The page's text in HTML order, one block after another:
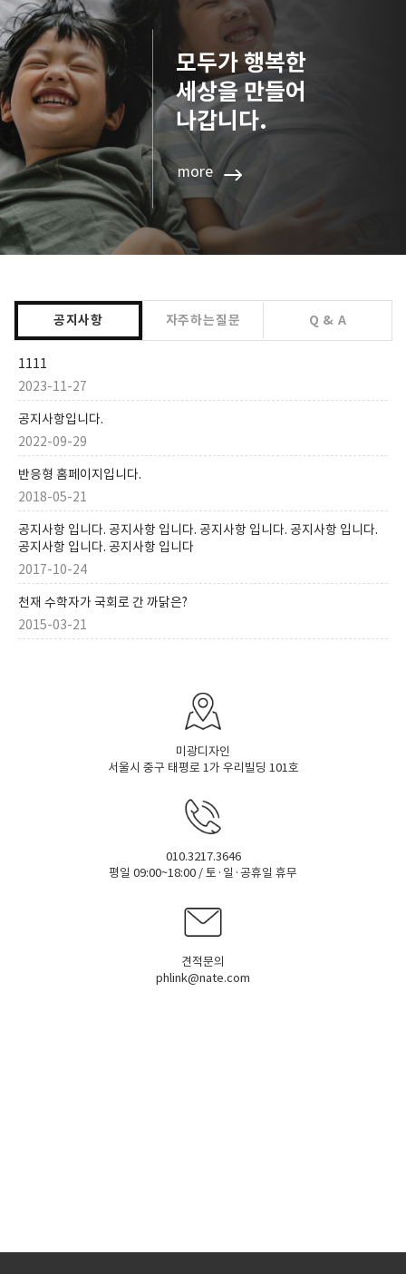
모두가 행복한
세상을 만들어
나갑니다.
more
공지사항 자주하는질문 Q & A
1111
2023-11-27
공지사항입니다.
2022-09-29
반응형 홈페이지입니다.
2018-05-21
공지사항 입니다. 공지사항 입니다. 공지사항 입니다. 공지사항 입니다.
공지사항 입니다. 공지사항 입니다
2017-10-24
천재 수학자가 국회로 간 까닭은?
2015-03-21
미광디자인
서울시 중구 태평로 1가 우리빌딩 101호
010.3217.3646
평일 09:00~18:00 / 토·일·공휴일 휴무
견적문의
phlink@nate.com